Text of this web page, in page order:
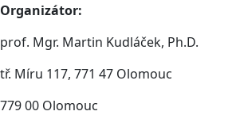
Organizátor:
prof. Mgr. Martin Kudláček, Ph.D.
tř. Míru 117, 771 47 Olomouc
779 00 Olomouc